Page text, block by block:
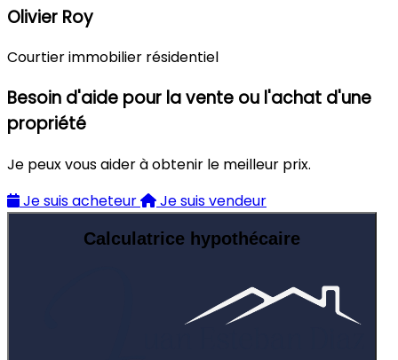
Olivier Roy
Courtier immobilier résidentiel
Besoin d'aide pour la vente ou l'achat d'une
propriété
Je peux vous aider à obtenir le meilleur prix.
Je suis acheteur
Je suis vendeur
Calculatrice hypothécaire